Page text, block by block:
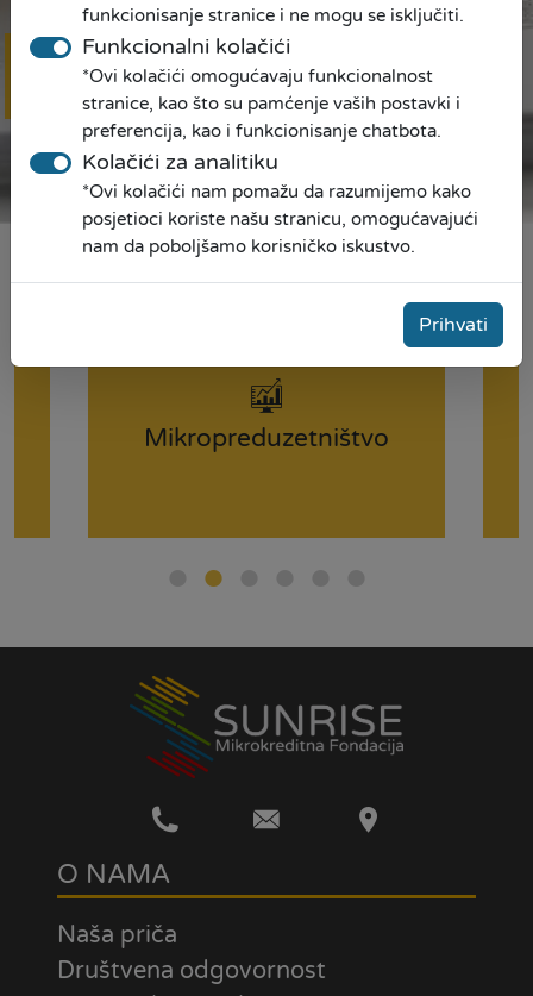
Mi pravimo prilike!
Mikropreduzetništvo
O NAMA
Naša priča
Društvena odgovornost
funkcionisanje stranice i ne mogu se isključiti.
Funkcionalni kolačići
*Ovi kolačići omogućavaju funkcionalnost
stranice, kao što su pamćenje vaših postavki i
preferencija, kao i funkcionisanje chatbota.
Kolačići za analitiku
*Ovi kolačići nam pomažu da razumijemo kako
posjetioci koriste našu stranicu, omogućavajući
nam da poboljšamo korisničko iskustvo.
Prihvati